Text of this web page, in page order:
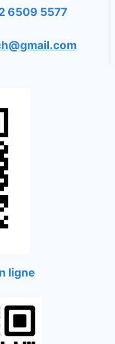
6509 5577
ligne